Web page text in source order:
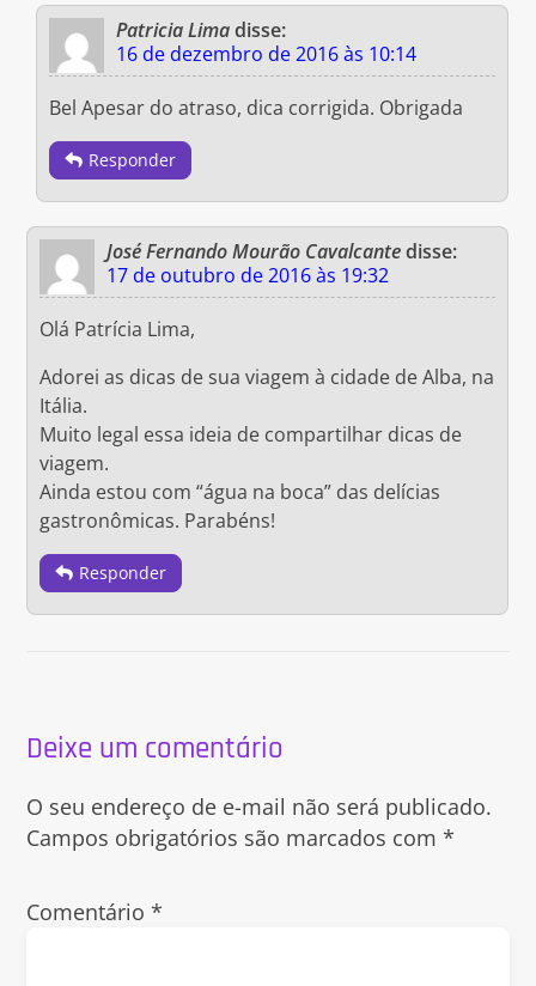
Patricia Lima disse:
16 de dezembro de 2016 às 10:14
Bel Apesar do atraso, dica corrigida. Obrigada
Responder
José Fernando Mourão Cavalcante disse:
17 de outubro de 2016 às 19:32
Olá Patrícia Lima,
Adorei as dicas de sua viagem à cidade de Alba, na
Itália.
Muito legal essa ideia de compartilhar dicas de
viagem.
Ainda estou com “água na boca” das delícias
gastronômicas. Parabéns!
Responder
Deixe um comentário
O seu endereço de e-mail não será publicado.
Campos obrigatórios são marcados com*
Comentário*